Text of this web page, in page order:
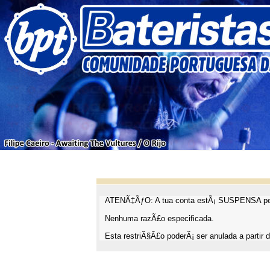
ATENÃ‡ÃƒO: A tua conta estÃ¡ SUSPENSA
Nenhuma razÃ£o especificada.
Esta restriÃ§Ã£o poderÃ¡ ser anulada a partir